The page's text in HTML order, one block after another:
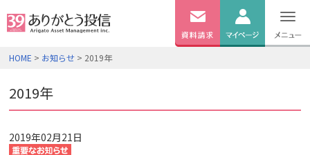
HOME > お知らせ > 2019年
2019年
2019年02月21日